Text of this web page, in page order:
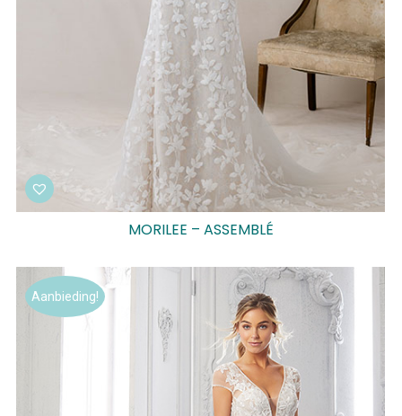
MORILEE – ASSEMBLÉ
Aanbieding!